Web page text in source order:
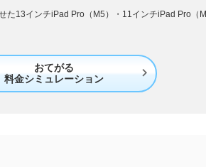
た13インチiPad Pro（M5）・11インチiPad Pro（
おてがる
料金シミュレーション
